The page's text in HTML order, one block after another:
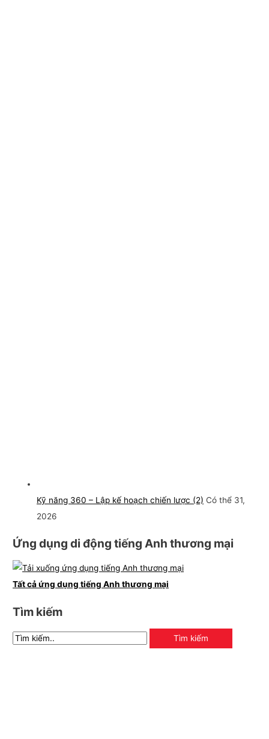
Kỹ năng 360 – Lập kế hoạch chiến lược (2) Có thể 31,
2026
Ứng dụng di động tiếng Anh thương mại
Tất cả ứng dụng tiếng Anh thương mại
Tìm kiếm